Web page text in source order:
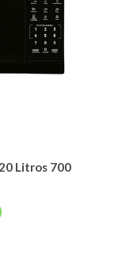
Litros 700